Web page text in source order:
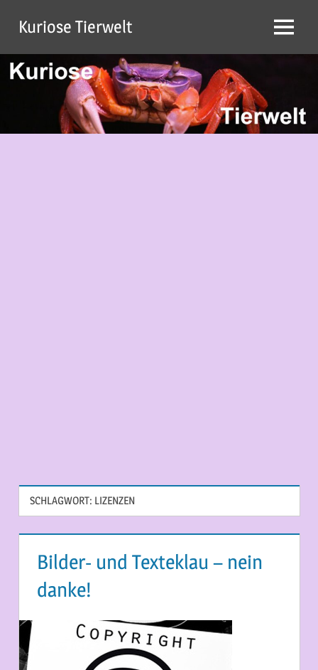
Inhalt
springen
Kuriose Tierwelt Menü
SCHLAGWORT: LIZENZEN
Bilder- und Texteklau – nein
danke!